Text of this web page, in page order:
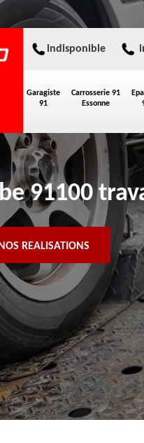
Garagiste
91
Carrosserie 91
Essonne
indisponible
91100
NOS REALISATIONS